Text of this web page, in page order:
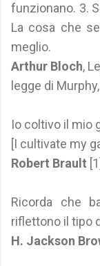
funzionano. 3.
La cosa che
meglio.
Arthur Bloch,
legge di
Io coltivo il mio
[I cultivate my
Robert Brault [1]
Ricorda che
riflettono il tipo
H. Jackson